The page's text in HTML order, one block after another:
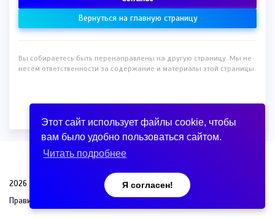
Этот сайт использует файлы cookie, чтобы
вам было удобно пользоваться сайтом.
Читать подробнее
Я согласен!
Вернуться на главную страницу
Вы собираетесь быть перенаправлены на другую страницу. Мы не
несем ответственности за содержание и материалы этой страницы.
2026 © Сократитель ссылок .
Правила